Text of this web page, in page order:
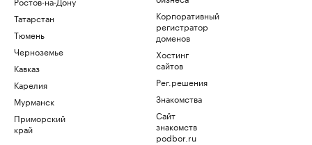
Татарстан
Тюмень
Черноземье
Кавказ
Карелия
Мурманск
Приморский
край
Корпоративный
регистратор
доменов
Хостинг
сайтов
Рег.решения
Знакомства
Сайт
знакомств
podbor.ru